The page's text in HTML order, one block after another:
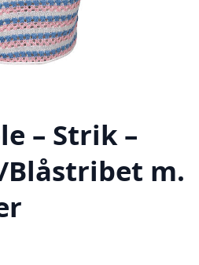
– Strik –
Blåstribet m.